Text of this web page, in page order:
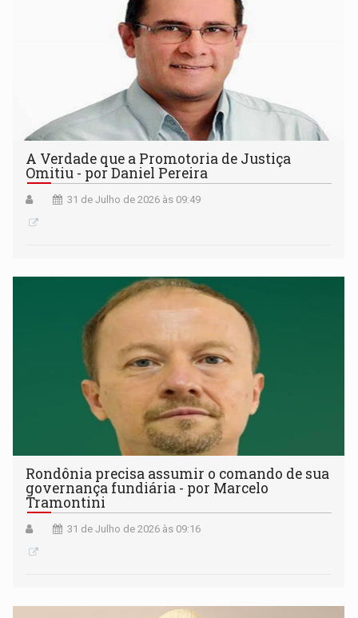
A Verdade que a Promotoria de Justiça
Omitiu - por Daniel Pereira
31 de Julho de 2026 às 09:49
Rondônia precisa assumir o comando de sua
governança fundiária - por Marcelo
Tramontini
31 de Julho de 2026 às 09:16